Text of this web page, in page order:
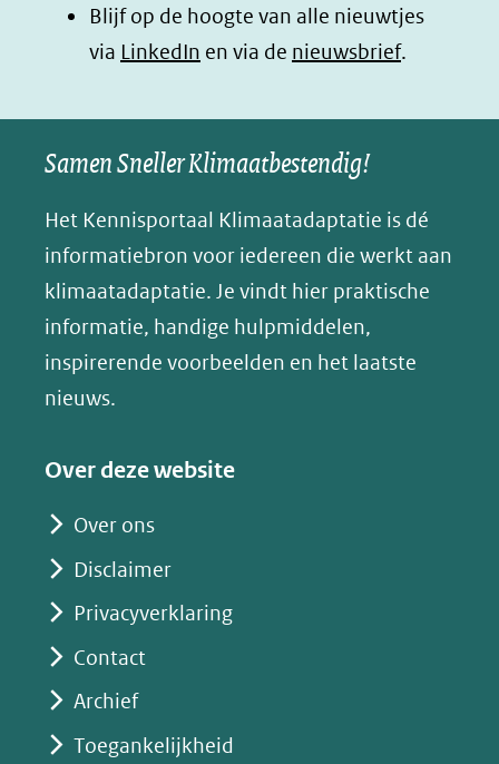
nieuw
venster)
naar
een
website)
nieuw
venster)
naar
een
website)
nieuw
venster)
naar
een
website)
B
l
e
s
y
(opent
in
nieuw
venster)
Blijf op de hoogte van alle nieuwtjes
via LinkedIn (opent
nieuw
venster)
naar
een
andere
website)
en via de nieuwsbrief.
Samen Sneller Klimaatbestendig!
Het Kennisportaal Klimaatadaptatie is dé
informatiebron voor iedereen die werkt aan
klimaatadaptatie. Je vindt hier praktische
informatie, handige hulpmiddelen,
inspirerende voorbeelden en het laatste
nieuws.
Over deze website
Over ons
Disclaimer
Privacyverklaring
Contact
Archief
Toegankelijkheid